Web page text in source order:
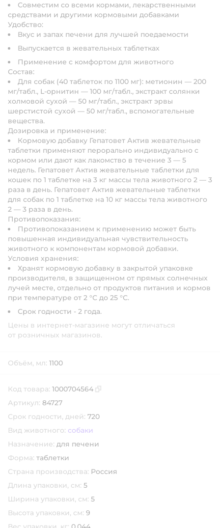
Совместим со всеми кормами, лекарственными
средствами и другими кормовыми добавками
Удобство:
Вкус и запах печени для лучшей поедаемости
Выпускается в жевательных таблетках
Применение с комфортом для животного
Состав:
Для собак (40 таблеток по 1100 мг): метионин — 200
мг/табл., L-орнитин — 100 мг/табл., экстракт солянки
холмовой сухой — 50 мг/табл., экстракт эрвы
шерстистой сухой — 50 мг/табл., вспомогательные
вещества.
Дозировка и применение:
Кормовую добавку Гепатовет Актив жевательные
таблетки применяют перорально индивидуально с
кормом или дают как лакомство в течение 3 — 5
недель. Гепатовет Актив жевательные таблетки для
кошек по 1 таблетке на 3 кг массы тела животного 2 — 3
раза в день. Гепатовет Актив жевательные таблетки
для собак по 1 таблетке на 10 кг массы тела животного
2 — 3 раза в день.
Противопоказания:
Противопоказанием к применению может быть
повышенная индивидуальная чувствительность
животного к компонентам кормовой добавки.
Условия хранения:
Хранят кормовую добавку в закрытой упаковке
производителя, в защищенном от прямых солнечных
лучей месте, отдельно от продуктов питания и кормов
при температуре от 2 °С до 25 °С.
Срок годности - 2 года.
Цены в интернет-магазине могут отличаться
от розничных магазинов.
Объём, мл: 1100
Код товара: 1000704564
Артикул: 84727
Срок годности, дней: 720
Вид животного: собаки
Назначение: для печени
Форма: таблетки
Страна производства: Россия
Длина упаковки, см: 5
Ширина упаковки, см: 5
Высота упаковки, см: 9